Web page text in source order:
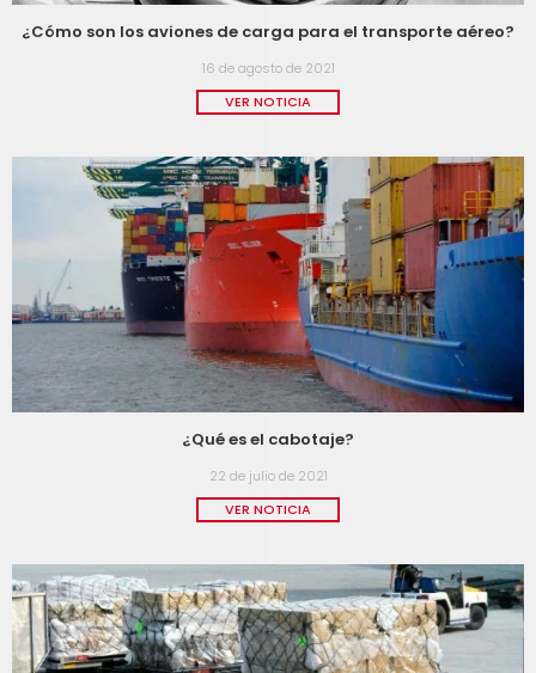
¿Cómo son los aviones de carga para el transporte aéreo?
16 de agosto de 2021
VER NOTICIA
¿Qué es el cabotaje?
22 de julio de 2021
VER NOTICIA